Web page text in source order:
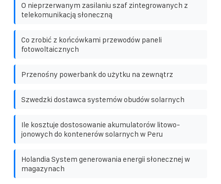
O nieprzerwanym zasilaniu szaf zintegrowanych z
telekomunikacją słoneczną
Co zrobić z końcówkami przewodów paneli
fotowoltaicznych
Przenośny powerbank do użytku na zewnątrz
Szwedzki dostawca systemów obudów solarnych
Ile kosztuje dostosowanie akumulatorów litowo-
jonowych do kontenerów solarnych w Peru
Holandia System generowania energii słonecznej w
magazynach